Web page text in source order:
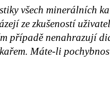
všech minerálních
ze zkušeností
případě nenahrazují
Máte-li